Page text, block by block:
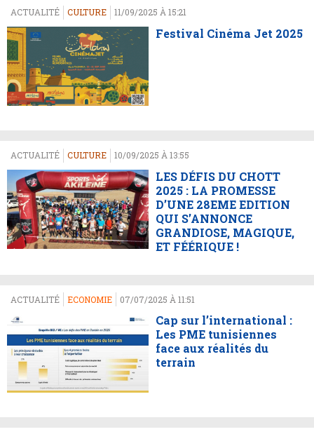
ACTUALITÉ CULTURE 11/09/2025 À 15:21
Festival Cinéma Jet 2025
ACTUALITÉ CULTURE 10/09/2025 À 13:55
LES DÉFIS DU CHOTT
2025 : LA PROMESSE
D’UNE 28EME EDITION
QUI S’ANNONCE
GRANDIOSE, MAGIQUE,
ET FÉÉRIQUE !
ACTUALITÉ ECONOMIE 07/07/2025 À 11:51
Cap sur l’international :
Les PME tunisiennes
face aux réalités du
terrain